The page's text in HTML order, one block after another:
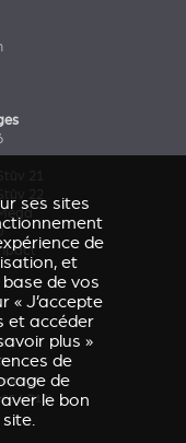
22
(sP10)
ses sites
de
et
de vos
« J’accepte
et accéder
plus »
de
de
le bon